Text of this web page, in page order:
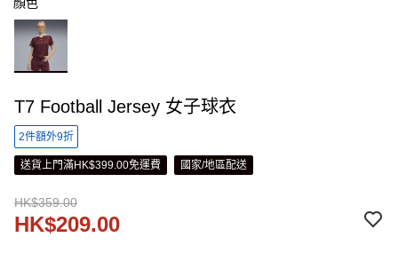
T7 Football Jersey 女子球衣
2件額外9折
送貨上門滿HK$399.00免運費 國家/地區配送
HK$359.00
HK$209.00